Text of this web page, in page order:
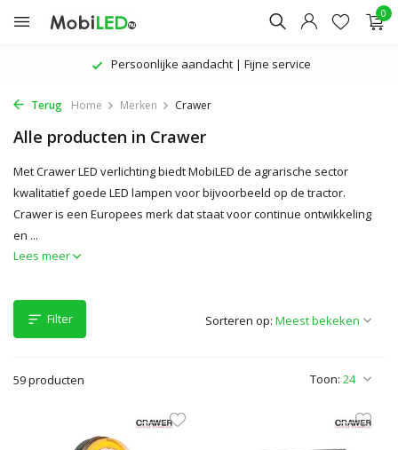
0
De nieuwste producten | Aantrekkelijke prijzen
Terug Home Merken Crawer
Alle producten in Crawer
Met Crawer LED verlichting biedt MobiLED de agrarische sector
kwalitatief goede LED lampen voor bijvoorbeeld op de tractor.
Crawer is een Europees merk dat staat voor continue ontwikkeling
en ...
Lees meer
Filter
59 producten Toon:
Sorteren op: